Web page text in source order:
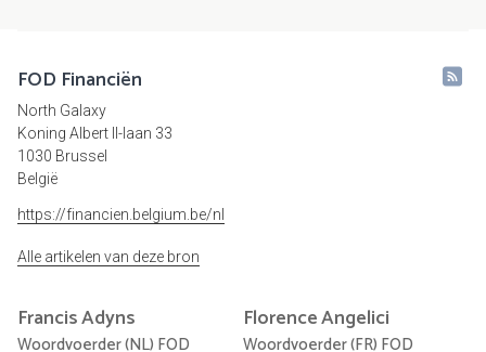
FOD Financiën
North Galaxy
Koning Albert II-laan 33
1030 Brussel
België
https://financien.belgium.be/nl
Alle artikelen van deze bron
FrancisAdyns
Woordvoerder (NL) FOD
FlorenceAngelici
Woordvoerder (FR) FOD